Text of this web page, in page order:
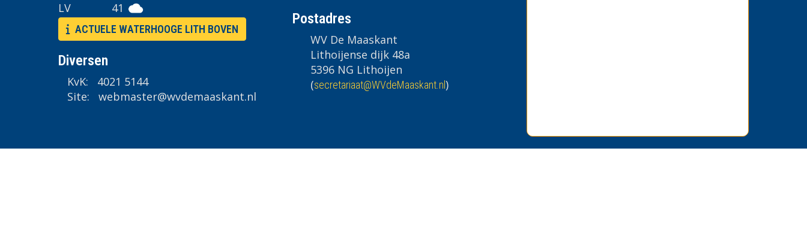
LV
41
ACTUELE WATERHOOGE LITH BOVEN
Diversen
KvK: 4021 5144
Site: retsambew@wvdemaaskant.nl
Postadres
WV De Maaskant
Lithoijense dijk 48a
5396 NG Lithoijen
(taairaterces@WVdeMaaskant.nl)